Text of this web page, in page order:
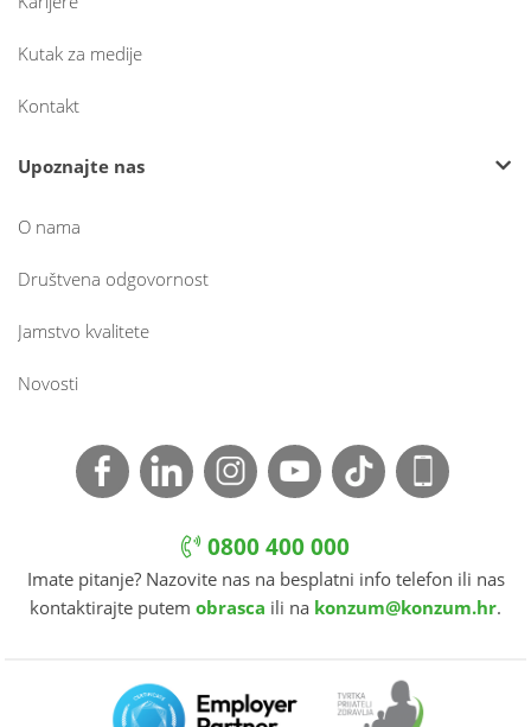
Kutak za medije
Kontakt
Upoznajte nas
O nama
Društvena odgovornost
Jamstvo kvalitete
Novosti
0800 400 000
Imate pitanje? Nazovite nas na besplatni info telefon ili nas
kontaktirajte putem obrasca ili na konzum@konzum.hr.